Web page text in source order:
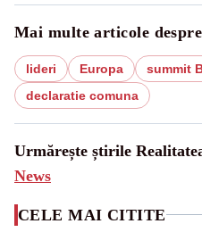
Mai multe articole despre
lideri Europa summit
declaratie comuna
Urmărește știrile
News
CELE MAI CITITE